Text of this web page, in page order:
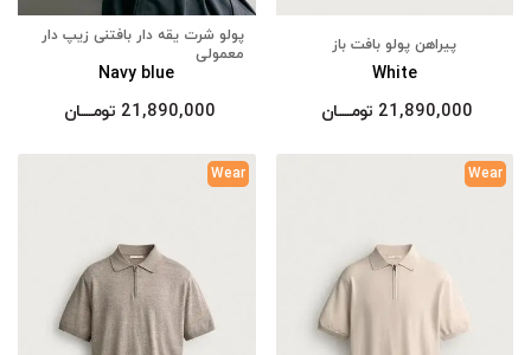
پیراهن پولو بافت باز
White
21,890,000 تومــــــان
پولو شرت یقه دار بافتنی زیپ دار
معمولی
Navy blue
21,890,000 تومــــــان
Wear
Wear